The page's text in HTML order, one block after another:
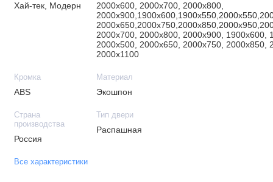
Хай-тек, Модерн
2000х600, 2000х700, 2000х800,
2000х700, 2000х800, 2000х900, 1900х600,
2000х500, 2000х650, 2000х750, 2000х850,
2000х1100
Кромка
ABS
Материал
Экошпон
Страна
производства
Россия
Тип двери
Распашная
Все характеристики